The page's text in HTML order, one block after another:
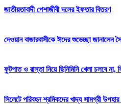
জাতীয়তাবাদী পেশাজীবী দলের ইফতার বিতরণ
দেওয়ান বাজারবাসীকে ঈদের শুভেচ্ছা জানালেন
ফুটপাত ও রাস্তা নিয়ে ছিনিমিনি খেলা চলবে না,
সিলেটে পরিবহন শ্রমিকদের খাদ্য সামগ্রী উপহার